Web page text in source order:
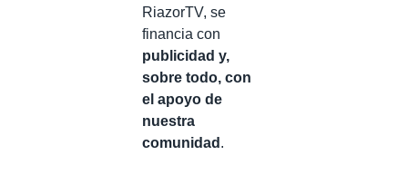
RiazorTV, se
financia con
publicidad y,
sobre todo, con
el apoyo de
nuestra
comunidad .